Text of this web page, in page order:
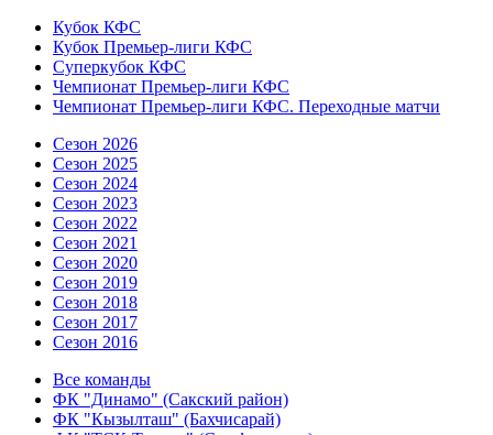
Кубок КФС
Кубок Премьер-лиги КФС
Суперкубок КФС
Чемпионат Премьер-лиги КФС
Чемпионат Премьер-лиги КФС. Переходные матчи
Сезон 2026
Сезон 2025
Сезон 2024
Сезон 2023
Сезон 2022
Сезон 2021
Сезон 2020
Сезон 2019
Сезон 2018
Сезон 2017
Сезон 2016
Все команды
ФК "Динамо" (Сакский район)
ФК "Кызылташ" (Бахчисарай)